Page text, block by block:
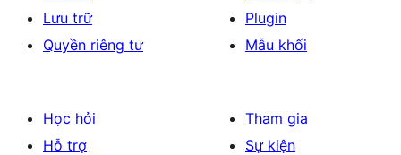
Lưu trữ
Quyền riêng tư
Plugin
Mẫu khối
Học hỏi
Hỗ trợ
Tham gia
Sự kiện